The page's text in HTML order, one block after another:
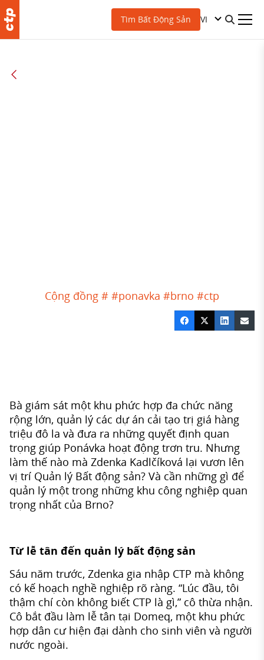
Tìm Bất Động Sản VI
Cộng đồng # #ponavka #brno #ctp
Bà giám sát một khu phức hợp đa chức năng
rộng lớn, quản lý các dự án cải tạo trị giá hàng
triệu đô la và đưa ra những quyết định quan
trọng giúp Ponávka hoạt động trơn tru. Nhưng
làm thế nào mà Zdenka Kadlčíková lại vươn lên
vị trí Quản lý Bất động sản? Và cần những gì để
quản lý một trong những khu công nghiệp quan
trọng nhất của Brno?
Từ lễ tân đến quản lý bất động sản
Sáu năm trước, Zdenka gia nhập CTP mà không
có kế hoạch nghề nghiệp rõ ràng. “Lúc đầu, tôi
thậm chí còn không biết CTP là gì,” cô thừa nhận.
Cô bắt đầu làm lễ tân tại Domeq, một khu phức
hợp dân cư hiện đại dành cho sinh viên và người
nước ngoài.